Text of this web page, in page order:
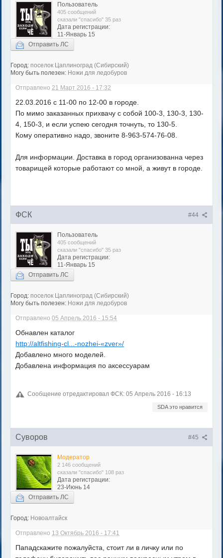
Пользователь
405 сообщений
сказали "спасибо" 35 раз
Дата регистрации:
11-Январь 15
Отправить ЛС
Город: поселок Цаплиноград (Сибирский)
Могу быть полезен: Ножи для ледобуров
Отправлено21 Март 2016 - 17:32
22.03.2016 с 11-00 по 12-00 в городе.
По мимо заказанных прихвачу с собой 100-3, 130-3, 130-
4, 150-3, и если успею сегодня точнуть, то 130-5.
Кому оперативно надо, звоните 8-963-574-76-08.
Для информации. Доставка в город организованна через
товарищей которые работают со мной, а живут в городе.
#44
ФСК
Пользователь
405 сообщений
сказали "спасибо" 35 раз
Дата регистрации:
11-Январь 15
Отправить ЛС
Город: поселок Цаплиноград (Сибирский)
Могу быть полезен: Ножи для ледобуров
Отправлено05 Апрель 2016 - 15:54
Обнавлен каталог
http://altfishing-cl...-nozhei-«zver»/
Добавлено много моделей.
Добавлена информация по аксессуарам
Сообщение отредактировал ФСК: 05 Апрель 2016 - 16:13
SDA это нравится
#45
Суворов
Модератор
2 146 сообщений
сказали "спасибо" 108 раз
Дата регистрации:
23-Июнь 14
Отправить ЛС
Город: Новоалтайск
Отправлено 13 Октябрь 2016 - 17:41
Пападскажите пожалуйста, стоит ли в личку или по